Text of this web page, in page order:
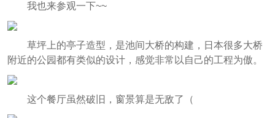
我也来参观一下~~
草坪上的亭子造型，是池间大桥的构建，日本很多大桥
附近的公园都有类似的设计，感觉非常以自己的工程为傲。
这个餐厅虽然破旧，窗景算是无敌了（